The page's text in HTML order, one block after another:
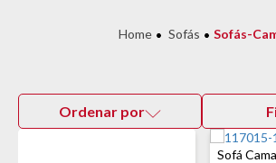
Sofás Sofás-
Ordenar por
Sofá